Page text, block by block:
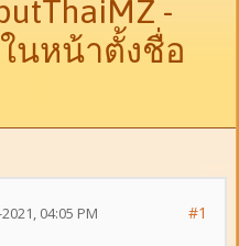
-
นหน้าตั้งชื่อ
04:05 PM #1